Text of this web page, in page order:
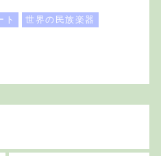
ト
世界の民族楽器